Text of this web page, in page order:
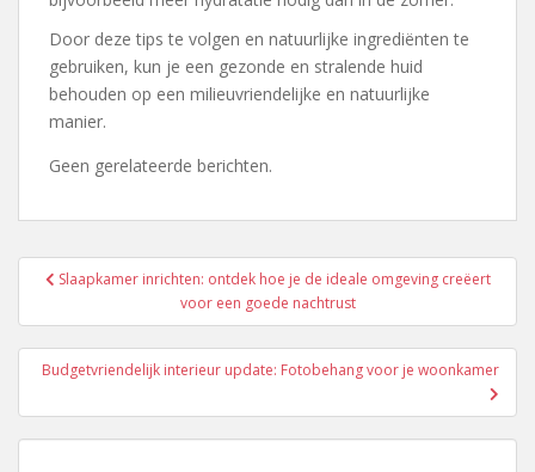
Door deze tips te volgen en natuurlijke ingrediënten te
gebruiken, kun je een gezonde en stralende huid
behouden op een milieuvriendelijke en natuurlijke
manier.
Geen gerelateerde berichten.
Berichtnavigatie
Slaapkamer inrichten: ontdek hoe je de ideale omgeving creëert
voor een goede nachtrust
Budgetvriendelijk interieur update: Fotobehang voor je woonkamer